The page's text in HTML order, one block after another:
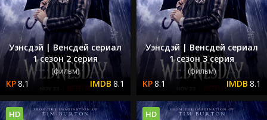
Уэнсдэй | Венсдей сериал
1 сезон 2 серия
(фильм)
8.1 8.1
Уэнсдэй | Венсдей сериал
1 сезон 3 серия
(фильм)
8.1 8.1
HD HD